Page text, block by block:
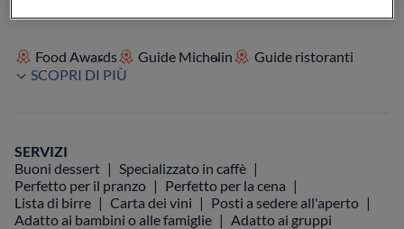
Food Awards Guide Michelin
Guide ristoranti
SCOPRI DI PIÙ
SERVIZI
Buoni dessert
Specializzato in caffè
Perfetto per il pranzo
Perfetto per la cena
Lista di birre
Carta dei vini
Posti a sedere all'aperto
Adatto ai bambini o alle famiglie
Adatto ai gruppi